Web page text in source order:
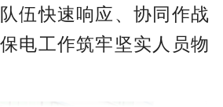
伍快速响应、协同作战
电工作筑牢坚实人员物